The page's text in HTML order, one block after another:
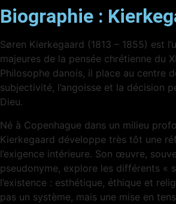
Biographie :
Søren Kierkegaard (1813 – 1855) est
majeures de la pensée chrétienne du
Philosophe danois, il place au centre
subjectivité, l’angoisse et la décision
Dieu.
Né à Copenhague dans un milieu
Kierkegaard développe très tôt une
l’exigence intérieure. Son œuvre,
pseudonyme, explore les différents «
l’existence : esthétique, éthique et
pas un système, mais une mise en